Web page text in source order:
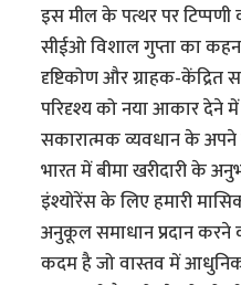
इस मील के पत्थर पर
सीईओ विशाल गुप्ता का
दृष्टिकोण और ग्राहक-केंद्रित
परिदृश्य को नया आकार देने में
सकारात्मक व्यवधान के
भारत में बीमा खरीदारी के
इंश्योरेंस के लिए हमारी
अनुकूल समाधान प्रदान करने
कदम है जो वास्तव में